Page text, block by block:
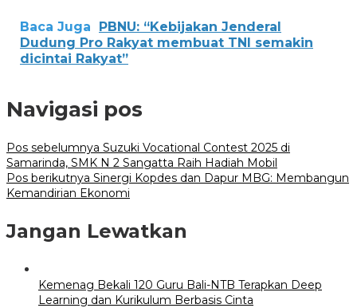
Baca Juga
PBNU: “Kebijakan Jenderal
Dudung Pro Rakyat membuat TNI semakin
dicintai Rakyat”
Navigasi pos
Pos sebelumnya Suzuki Vocational Contest 2025 di
Samarinda, SMK N 2 Sangatta Raih Hadiah Mobil
Pos berikutnya Sinergi Kopdes dan Dapur MBG: Membangun
Kemandirian Ekonomi
Jangan Lewatkan
Kemenag Bekali 120 Guru Bali-NTB Terapkan Deep
Learning dan Kurikulum Berbasis Cinta